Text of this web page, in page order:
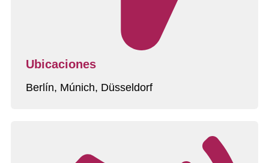
Ubicaciones
Berlín, Múnich, Düsseldorf